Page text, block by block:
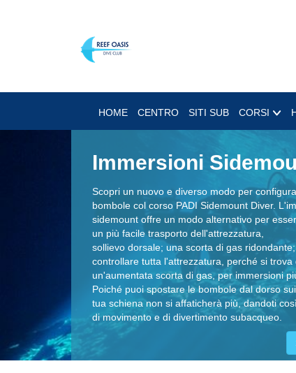
HOME CENTRO SITI SUB CORSI
Immersioni
Scopri un nuovo e diverso modo per
bombole col corso PADI Sidemount Diver.
sidemount offre un modo alternativo per
un più facile trasporto dell'attrezzatura,
sollievo dorsale; una scorta di gas
controllare tutta l'attrezzatura, perché si trova
un'aumentata scorta di gas, per immersioni
Poiché puoi spostare le bombole dal dorso
tua schiena non si affaticherà più, dandoti
di movimento e di divertimento subacqueo.